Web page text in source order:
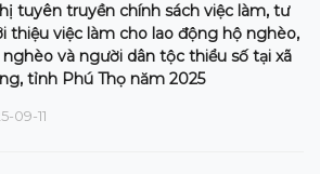
tuyên truyền chính sách việc làm, tư
thiệu việc làm cho lao động hộ nghèo,
nghèo và người dân tộc thiểu số tại xã
tỉnh Phú Thọ năm 2025
09-11